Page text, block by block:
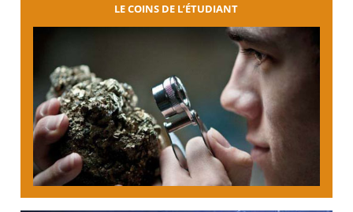
LE COINS DE L’ÉTUDIANT